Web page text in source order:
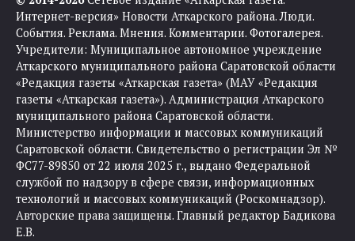
Интернет-версия» Новости Аткарского района. Люди.
События. Реклама. Мнения. Комментарии. Фотогалерея.
Учредители: Муниципальное автономное учреждение
Аткарского муниципального района Саратовской области
«Редакция газеты «Аткарская газета» (МАУ «Редакция
газеты «Аткарская газета»). Администрация Аткарского
муниципального района Саратовской области.
Министерство информации и массовых коммуникаций
Саратовской области. Свидетельство о регистрации Эл №
ФС77-89850 от 22 июля 2025 г., выдано Федеральной
службой по надзору в сфере связи, информационных
технологий и массовых коммуникаций (Роскомнадзор).
Авторские права защищены. Главный редактор Бадикова
Е.В.